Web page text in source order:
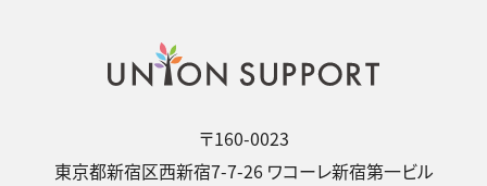
〒160-0023
東京都新宿区西新宿7-7-26 ワコーレ新宿第一ビル